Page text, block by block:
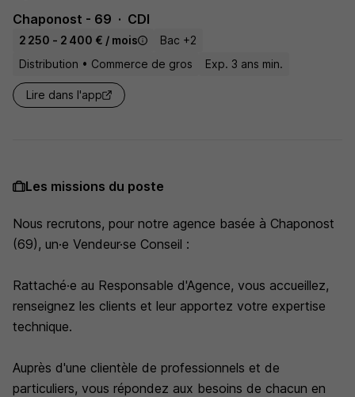
Chaponost - 69 CDI
2 250 - 2 400 € / mois
Bac +2
Distribution • Commerce de gros
Exp. 3 ans min.
Lire dans l'app
Les missions du poste
Nous recrutons, pour notre agence basée à Chaponost
(69), un·e Vendeur·se Conseil :
Rattaché·e au Responsable d'Agence, vous accueillez,
renseignez les clients et leur apportez votre expertise
technique.
Auprès d'une clientèle de professionnels et de
particuliers, vous répondez aux besoins de chacun en